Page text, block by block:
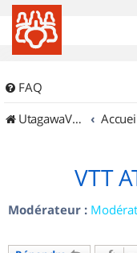
FAQ
UtagawaVTT (Randos VTT et VTTAE avec traces GPS)
VTT
Modérateur :